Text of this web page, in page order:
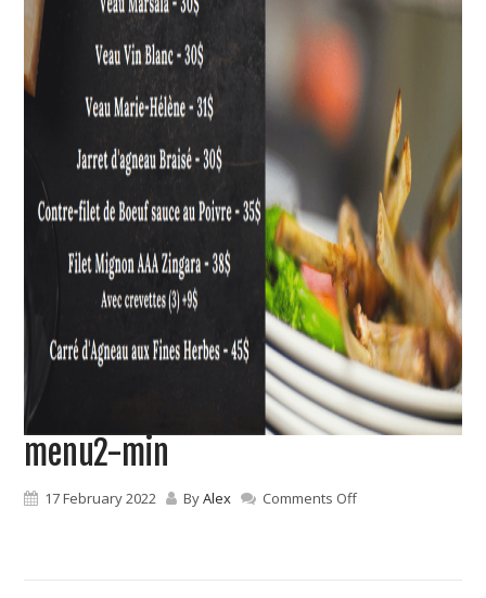
menu2-min
17 February 2022 ByAlex Comments Offon